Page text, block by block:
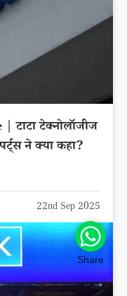
टाटा टेक्नोलॉजीज
ने क्या कहा?
22nd Sep 2025
Share